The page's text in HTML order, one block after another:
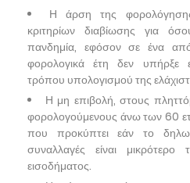
Η άρση της φορολόγησης
κριτηρίων διαβίωσης για
πανδημία, εφόσον σε ένα
φορολογικά έτη δεν υπήρξε
τρόπου υπολογισμού της
Η μη επιβολή, στους
φορολογούμενους άνω των 60
που προκύπτει εάν το
συναλλαγές είναι
εισοδήματος.